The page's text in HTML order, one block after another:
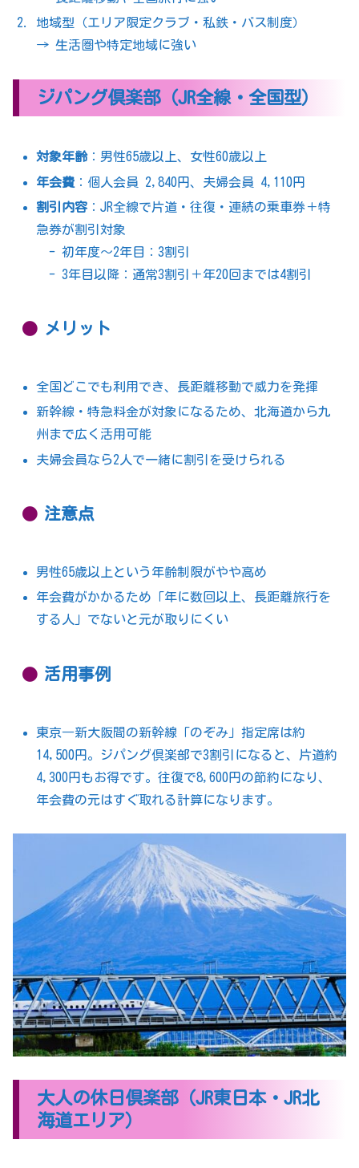
地域型（エリア限定クラブ・私鉄・バス制度）
→ 生活圏や特定地域に強い
ジパング倶楽部（JR全線・全国型）
対象年齢：男性65歳以上、女性60歳以上
年会費 ：個人会員 2,840円、夫婦会員 4,110円
割引内容 ：JR全線で片道・往復・連続の乗車券＋特
急券が割引対象
- 初年度〜2年目：3割引
- 3年目以降：通常3割引＋年20回までは4割引
メリット
全国どこでも利用でき、長距離移動で威力を発揮
新幹線・特急料金が対象になるため、北海道から九
州まで広く活用可能
夫婦会員なら2人で一緒に割引を受けられる
注意点
男性65歳以上という年齢制限がやや高め
年会費がかかるため「年に数回以上、長距離旅行を
する人」でないと元が取りにくい
活用事例
東京―新大阪間の新幹線「のぞみ」指定席は約
14,500円。ジパング倶楽部で3割引になると、片道約
4,300円もお得です。往復で8,600円の節約になり、
年会費の元はすぐ取れる計算になります。
大人の休日倶楽部（JR東日本・JR北
海道エリア）